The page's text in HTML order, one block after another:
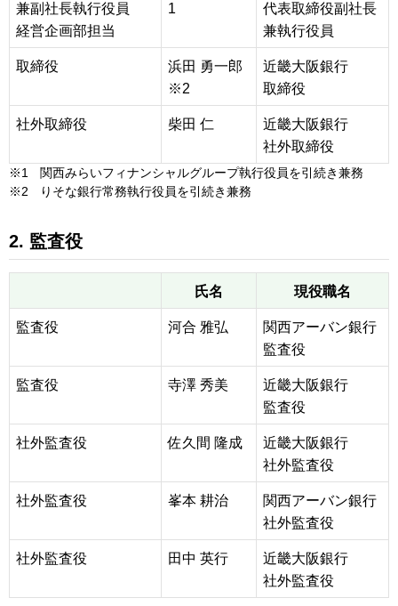
兼副社長執行役員
経営企画部担当
1
代表取締役副社長
兼執行役員
取締役
浜田 勇一郎
※2
近畿大阪銀行
取締役
社外取締役 柴田 仁
近畿大阪銀行
社外取締役
※1
関西みらいフィナンシャルグループ執行役員を引続き兼務
※2
りそな銀行常務執行役員を引続き兼務
2. 監査役
氏名 現役職名
監査役 河合 雅弘
関西アーバン銀行
監査役
監査役 寺澤 秀美
近畿大阪銀行
監査役
社外監査役 佐久間 隆成
近畿大阪銀行
社外監査役
社外監査役 峯本 耕治
関西アーバン銀行
社外監査役
社外監査役 田中 英行
近畿大阪銀行
社外監査役